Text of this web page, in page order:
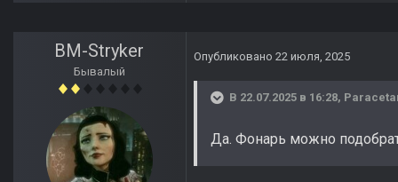
BM-Stryker
Бывалый
Опубликовано 22 июля, 2025
В 22.07.2025 в 16:28,
Да. Фонарь можно